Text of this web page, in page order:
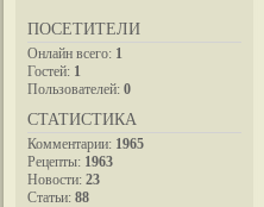
ПОСЕТИТЕЛИ
Онлайн всего: 1
Гостей: 1
Пользователей: 0
СТАТИСТИКА
Комментарии: 1965
Рецепты: 1963
Новости: 23
Статьи: 88